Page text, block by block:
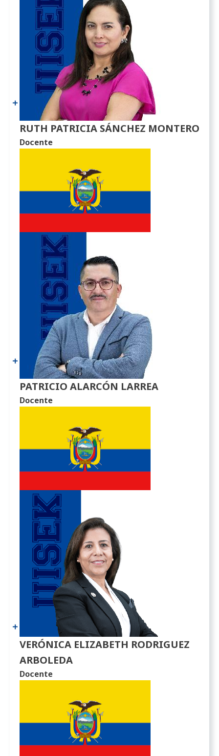
RUTH PATRICIA SÁNCHEZ MONTERO
Docente
PATRICIO ALARCÓN LARREA
Docente
VERÓNICA ELIZABETH RODRIGUEZ
ARBOLEDA
Docente